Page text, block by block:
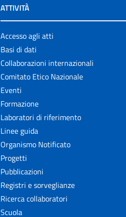
ATTIVITÀ
Accesso agli atti
Basi di dati
Collaborazioni internazionali
Comitato Etico Nazionale
Eventi
Formazione
Laboratori di riferimento
Linee guida
Organismo Notificato
Progetti
Pubblicazioni
Registri e sorveglianze
Ricerca collaboratori
Scuola